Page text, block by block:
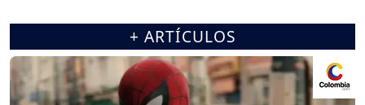
+ ARTÍCULOS